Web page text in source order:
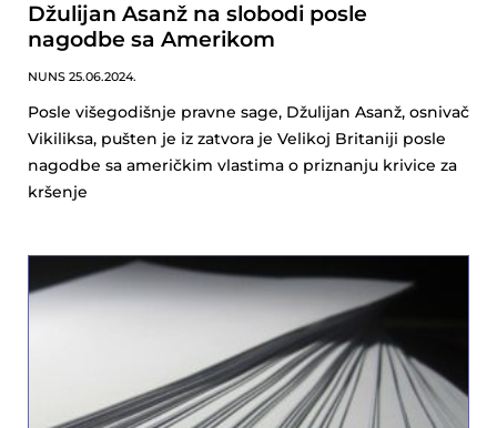
Džulijan Asanž na slobodi posle
nagodbe sa Amerikom
NUNS 25.06.2024.
Posle višegodišnje pravne sage, Džulijan Asanž, osnivač
Vikiliksa, pušten je iz zatvora je Velikoj Britaniji posle
nagodbe sa američkim vlastima o priznanju krivice za
kršenje